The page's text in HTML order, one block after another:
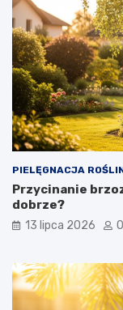
PIELĘGNACJA
Przycinanie
dobrze?
13 lipca 2026